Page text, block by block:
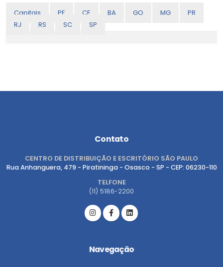
Capitais PE CE BA GO MG
PR
RJ
RS SC SP
Contato
CENTRO DE DISTRIBUIÇÃO E ESCRITÓRIO SÃO PAULO
Rua Anhanguera, 479 - Piratininga - Osasco - SP - CEP: 06230-110
TELFONE
(11) 5186-2200
Navegação